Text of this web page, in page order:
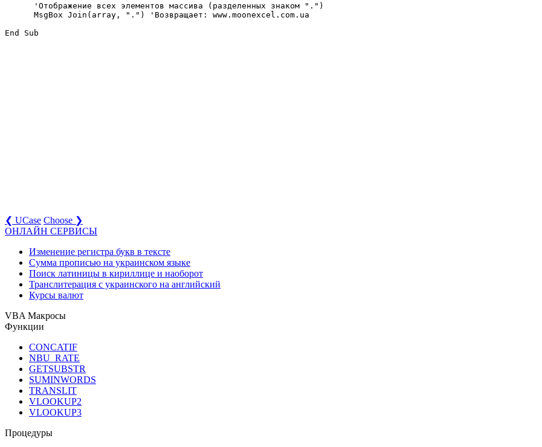
      'Отображение всех элементов массива (разделенных знаком ".")
      MsgBox Join(array, ".") 'Возвращает: www.moonexcel.com.ua
❮ UCase Choose ❯
ОНЛАЙН СЕРВИСЫ
Изменение регистра букв в тексте
Сумма прописью на украинском языке
Поиск латиницы в кириллице и наоборот
Транслитерация с украинского на английский
Курсы валют
VBA Макросы
Функции
CONCATIF
NBU_RATE
GETSUBSTR
SUMINWORDS
TRANSLIT
VLOOKUP2
VLOOKUP3
Процедуры